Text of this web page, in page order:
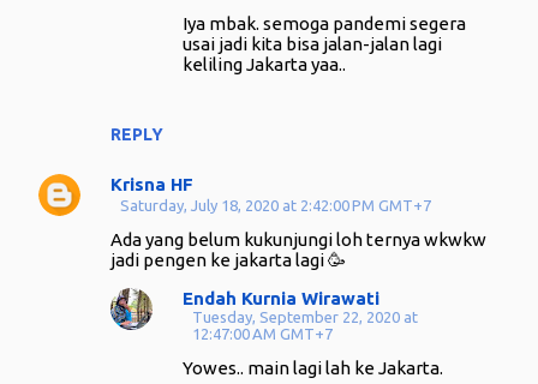
REPLY
Iya mbak. semoga pandemi segera
usai jadi kita bisa jalan-jalan lagi
keliling Jakarta yaa..
Krisna HF
Saturday, July 18, 2020 at 2:42:00 PM GMT+7
Ada yang belum kukunjungi loh ternya wkwkw
jadi pengen ke jakarta lagi 🥳
Endah Kurnia Wirawati
Tuesday, September 22, 2020 at
12:47:00 AM GMT+7
Yowes.. main lagi lah ke Jakarta.